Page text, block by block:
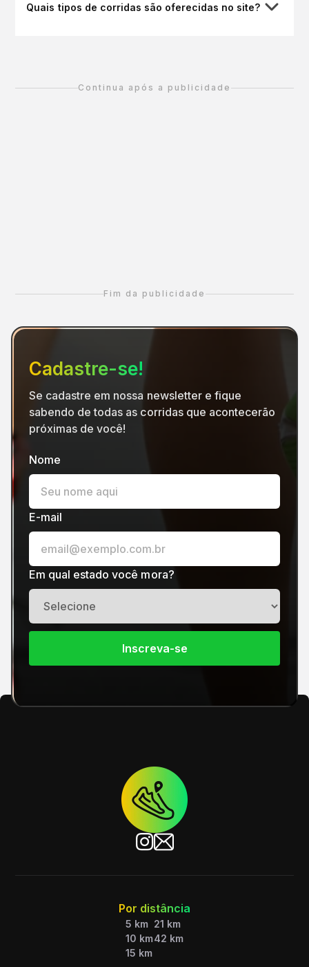
Quais tipos de corridas são oferecidas no site?
Continua após a publicidade
Fim da publicidade
Cadastre-se!
Se cadastre em nossa newsletter e fique
sabendo de todas as corridas que acontecerão
próximas de você!
Nome
E-mail
Em qual estado você mora?
Inscreva-se
Por distância
5 km
10 km
15 km
21 km
42 km